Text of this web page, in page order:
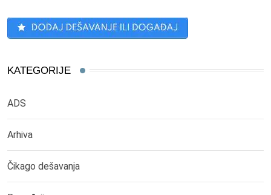
KATEGORIJE
ADS
Arhiva
Čikago dešavanja